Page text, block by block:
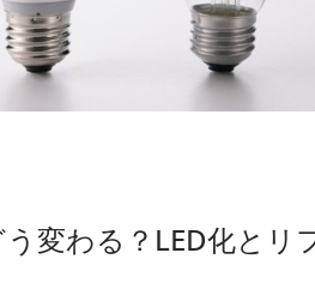
変わる？LED化とリ